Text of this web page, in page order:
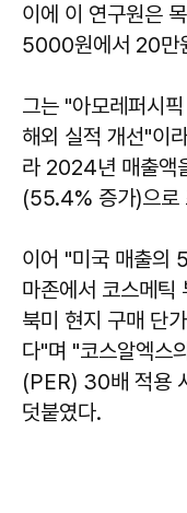
이에 이 연구원은
5000원에서 20만
그는 "아모레퍼시
해외 실적 개선"이
라 2024년 매출액
(55.4% 증가)으로
이어 "미국 매출의
마존에서 코스메
북미 현지 구매 단
다"며 "코스알엑스
(PER) 30배 적용
덧붙였다.